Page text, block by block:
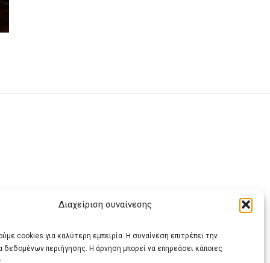
Διαχείριση συναίνεσης
cookies για καλύτερη εμπειρία. Η συναίνεση επιτρέπει την
δεδομένων περιήγησης. Η άρνηση μπορεί να επηρεάσει κάποιες